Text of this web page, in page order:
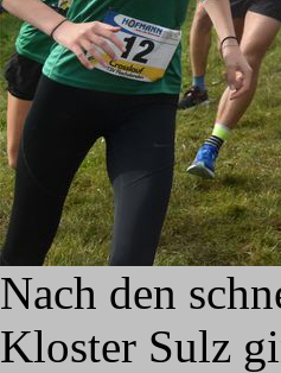
Nach den
Kloster Sulz